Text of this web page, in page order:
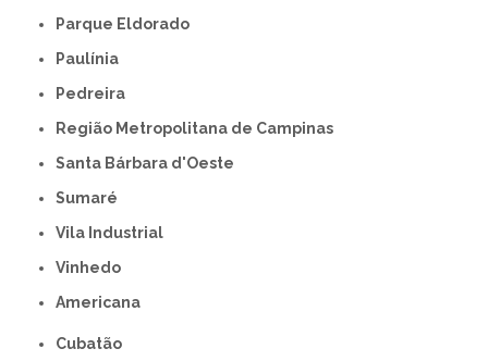
Parque Eldorado
Paulínia
Pedreira
Região Metropolitana de Campinas
Santa Bárbara d'Oeste
Sumaré
Vila Industrial
Vinhedo
americana
Cubatão